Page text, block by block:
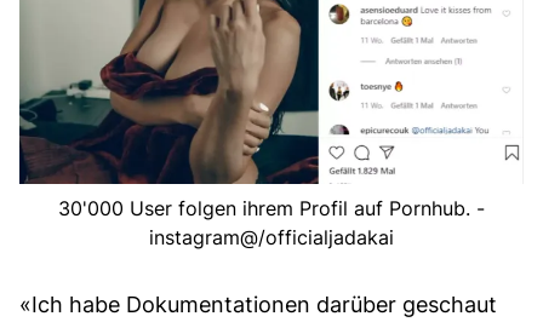
30'000 User folgen ihrem Profil auf Pornhub. -
instagram@/officialjadakai
«Ich habe Dokumentationen darüber geschaut